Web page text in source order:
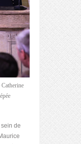
de